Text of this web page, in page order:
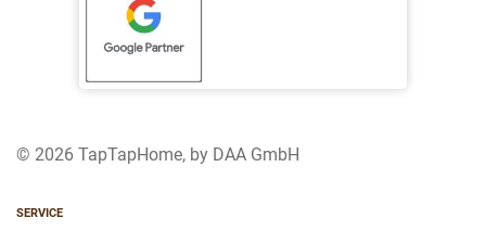
© 2026 TapTapHome, by DAA GmbH
SERVICE